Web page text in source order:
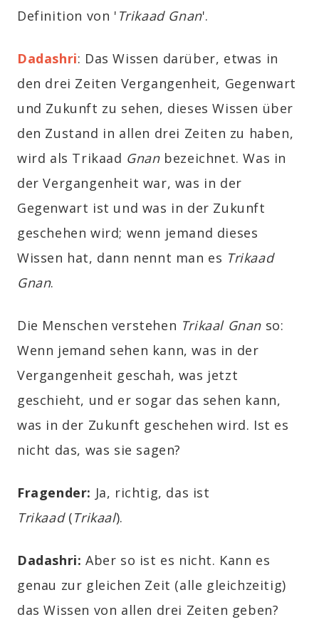
Definition von ' Trikaad Gnan'.
Dadashri: Das Wissen darüber, etwas in
den drei Zeiten Vergangenheit, Gegenwart
und Zukunft zu sehen, dieses Wissen über
den Zustand in allen drei Zeiten zu haben,
wird als Trikaad Gnanbezeichnet. Was in
der Vergangenheit war, was in der
Gegenwart ist und was in der Zukunft
geschehen wird; wenn jemand dieses
Wissen hat, dann nennt man es Trikaad
Gnan.
Die Menschen verstehen Trikaal Gnan so:
Wenn jemand sehen kann, was in der
Vergangenheit geschah, was jetzt
geschieht, und er sogar das sehen kann,
was in der Zukunft geschehen wird. Ist es
nicht das, was sie sagen?
Fragender: Ja, richtig, das ist
Trikaad(Trikaal).
Dadashri: Aber so ist es nicht. Kann es
genau zur gleichen Zeit (alle gleichzeitig)
das Wissen von allen drei Zeiten geben?